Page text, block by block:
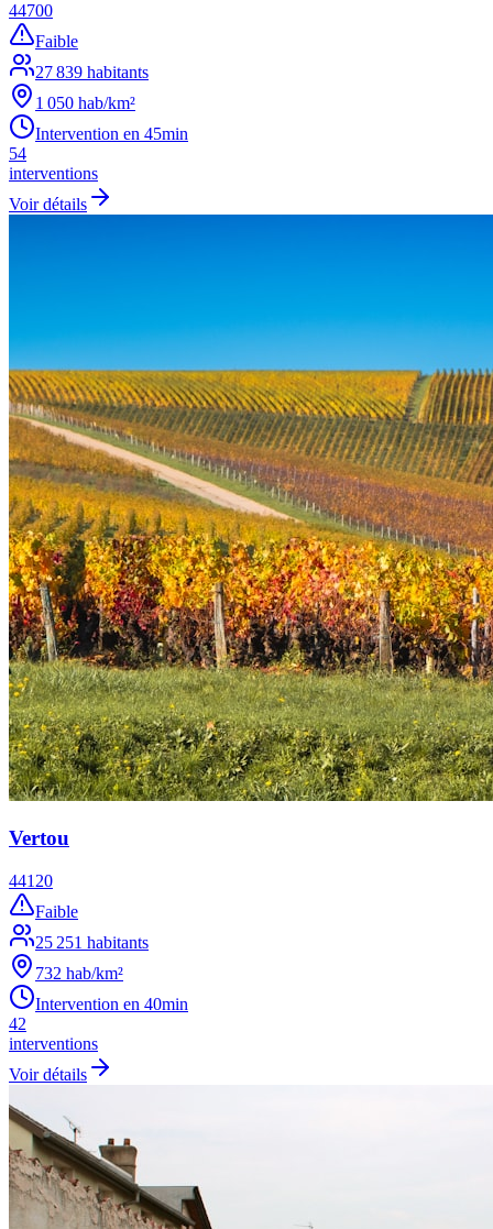
44700
Faible
27 839 habitants
1 050 hab/km²
Intervention en 45min
54
interventions
Voir détails
Vertou
44120
Faible
25 251 habitants
732 hab/km²
Intervention en 40min
42
interventions
Voir détails